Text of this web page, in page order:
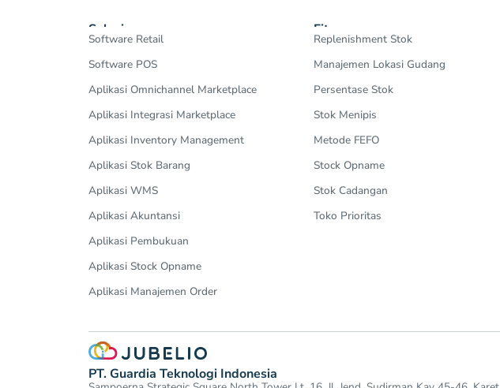
Solusi
Software Retail
Software POS
Aplikasi Omnichannel Marketplace
Aplikasi Integrasi Marketplace
Aplikasi Inventory Management
Aplikasi Stok Barang
Aplikasi WMS
Aplikasi Akuntansi
Aplikasi Pembukuan
Aplikasi Stock Opname
Aplikasi Manajemen Order
Fitur
Replenishment Stok
Manajemen Lokasi Gudang
Persentase Stok
Stok Menipis
Metode FEFO
Stock Opname
Stok Cadangan
Toko Prioritas
PT. Guardia Teknologi Indonesia